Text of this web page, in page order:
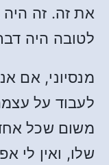
את זה. זה
לטובה היה
מנסיוני, אם
לעבוד על
משום שכל
שלו, ואין לי